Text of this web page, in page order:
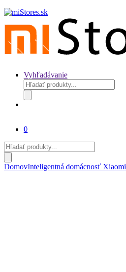
Vyhľadávanie
Products
search
0
Products
search
DomovInteligentná domácnosť Xiaomi